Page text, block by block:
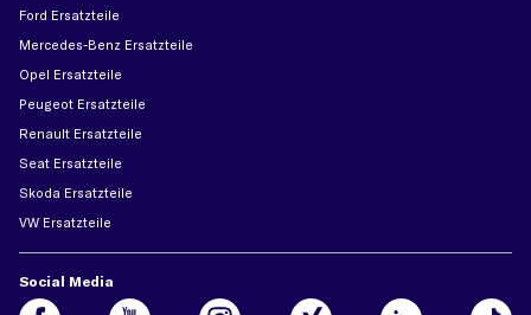
Ford Ersatzteile
Mercedes-Benz Ersatzteile
Opel Ersatzteile
Peugeot Ersatzteile
Renault Ersatzteile
Seat Ersatzteile
Skoda Ersatzteile
VW Ersatzteile
Social Media